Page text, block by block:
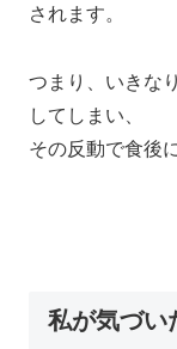
されます。
つまり、いきな
してしまい、
その反動で食後
私が気づい